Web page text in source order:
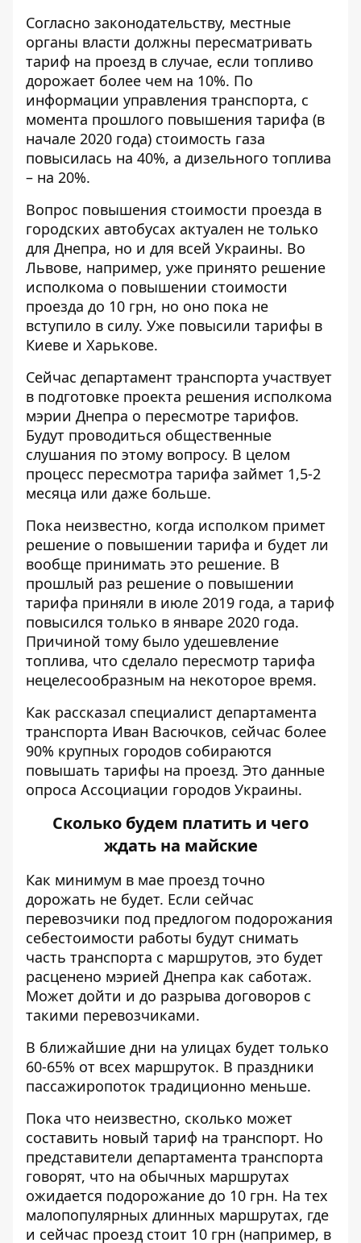
Согласно законодательству, местные
органы власти должны пересматривать
тариф на проезд в случае, если топливо
дорожает более чем на 10%. По
информации управления транспорта, с
момента прошлого повышения тарифа (в
начале 2020 года) стоимость газа
повысилась на 40%, а дизельного топлива
– на 20%.
Вопрос повышения стоимости проезда в
городских автобусах актуален не только
для Днепра, но и для всей Украины. Во
Львове, например, уже принято решение
исполкома о повышении стоимости
проезда до 10 грн, но оно пока не
вступило в силу. Уже повысили тарифы в
Киеве и Харькове.
Сейчас департамент транспорта участвует
в подготовке проекта решения исполкома
мэрии Днепра о пересмотре тарифов.
Будут проводиться общественные
слушания по этому вопросу. В целом
процесс пересмотра тарифа займет 1,5-2
месяца или даже больше.
Пока неизвестно, когда исполком примет
решение о повышении тарифа и будет ли
вообще принимать это решение. В
прошлый раз решение о повышении
тарифа приняли в июле 2019 года, а тариф
повысился только в январе 2020 года.
Причиной тому было удешевление
топлива, что сделало пересмотр тарифа
нецелесообразным на некоторое время.
Как рассказал специалист департамента
транспорта Иван Васючков, сейчас более
90% крупных городов собираются
повышать тарифы на проезд. Это данные
опроса Ассоциации городов Украины.
Сколько будем платить и чего
ждать на майские
Как минимум в мае проезд точно
дорожать не будет. Если сейчас
перевозчики под предлогом подорожания
себестоимости работы будут снимать
часть транспорта с маршрутов, это будет
расценено мэрией Днепра как саботаж.
Может дойти и до разрыва договоров с
такими перевозчиками.
В ближайшие дни на улицах будет только
60-65% от всех маршруток. В праздники
пассажиропоток традиционно меньше.
Пока что неизвестно, сколько может
составить новый тариф на транспорт. Но
представители департамента транспорта
говорят, что на обычных маршрутах
ожидается подорожание до 10 грн. На тех
малопопулярных длинных маршрутах, где
и сейчас проезд стоит 10 грн (например, в